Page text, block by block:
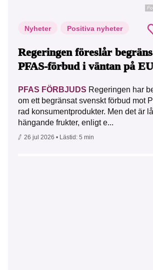
Nyheter Positiva nyheter
Regeringen föreslår
PFAS-förbud i väntan på EU
PFAS FÖRBJUDS Regeringen har
om ett begränsat svenskt förbud mot
rad konsumentprodukter. Men det är
hängande frukter, enligt e...
26 jul 2026 • Lästid: 5 min